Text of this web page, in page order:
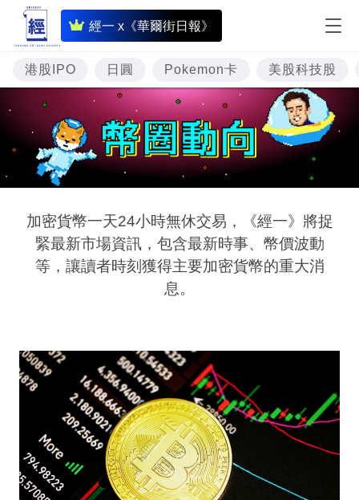
經一 x《華爾街日報》
即
時
財
經
專
題
樓
市
商
業
科
技
職
場
港股IPO 日圓 Pokemon卡 美股科技股
加密貨幣一天24小時無休交易，《經一》將捉
緊最新市場資訊，包含最新時事、幣價波動
等，讓讀者時刻獲得主要加密貨幣的重大消
息。